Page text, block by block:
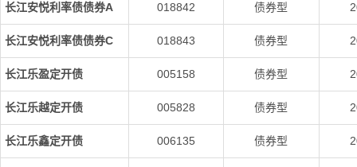
长江安悦利率债债券A 018842 债券型
长江安悦利率债债券C 018843 债券型
长江乐盈定开债 005158 债券型
长江乐越定开债 005828 债券型
长江乐鑫定开债 006135 债券型